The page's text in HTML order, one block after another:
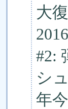
大
#2:
シ
年